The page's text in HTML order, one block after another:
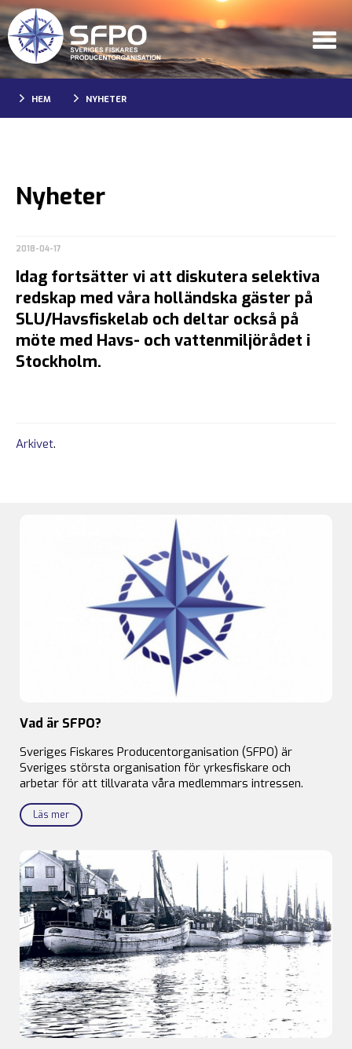
HEM NYHETER
Nyheter
2018-04-17
Idag fortsätter vi att diskutera selektiva
redskap med våra holländska gäster på
SLU/Havsfiskelab och deltar också på
möte med Havs- och vattenmiljörådet i
Stockholm.
Arkivet.
Vad är SFPO?
Sveriges Fiskares Producentorganisation (SFPO) är
Sveriges största organisation för yrkesfiskare och
arbetar för att tillvarata våra medlemmars intressen.
Läs mer